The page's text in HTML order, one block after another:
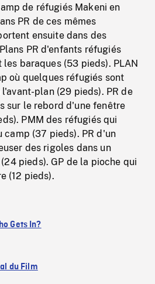
de réfugiés Makeni en
PR de ces mêmes
ensuite dans des
PR d'enfants réfugiés
baraques (53 pieds). PLAN
où quelques réfugiés sont
plan (29 pieds). PR de
sur le rebord d'une fenêtre
PMM des réfugiés qui
(37 pieds). PR d'un
des rigoles dans un
pieds). GP de la pioche qui
(12 pieds).
Gets In?
du Film